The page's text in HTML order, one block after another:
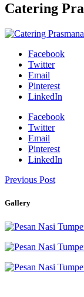
Catering
Facebook
Twitter
Email
Pinterest
LinkedIn
Facebook
Twitter
Email
Pinterest
LinkedIn
Previous Post
Gallery